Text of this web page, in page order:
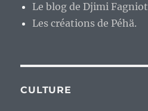
Le blog de Djimi Fagniot
Les créations de Péhä.
CULTURE